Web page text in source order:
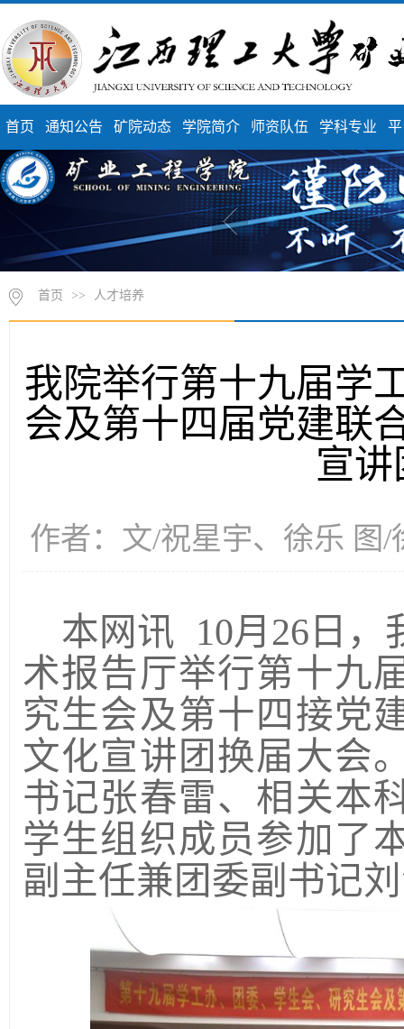
首页 通知公告 矿院动态 学院简介 师资队伍 学科专业
首页 >> 人才培养
我院举行第十九届学
会及第十四届党建联
宣
作者：文/祝星宇、徐乐 图/
本网讯 10月26日
术报告厅举行第十九
究生会及第十四接党
文化宣讲团换届大会
书记张春雷、相关本
学生组织成员参加了
副主任兼团委副书记